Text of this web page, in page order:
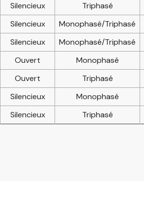
Silencieux Triphasé
Silencieux Monophasé/Triphasé
Silencieux Monophasé/Triphasé
Ouvert Monophasé
Ouvert Triphasé
Silencieux Monophasé
Silencieux Triphasé